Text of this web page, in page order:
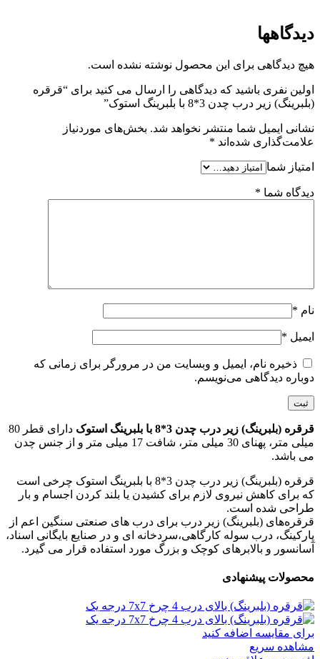
دیدگاهها
هیچ دیدگاهی برای این محصول نوشته نشده است.
اولین نفری باشید که دیدگاهی را ارسال می کنید برای “قرقره
(بلبرینگ) زیر درب چدن 3*8 با بلبرینگ استوک”
نشانی ایمیل شما منتشر نخواهد شد. بخش‌های موردنیاز
علامت‌گذاری شده‌اند *
امتیاز شما
دیدگاه شما *
نام *
ایمیل *
ذخیره نام، ایمیل و وبسایت من در مرورگر برای زمانی که
دوباره دیدگاهی می‌نویسم.
قرقره (بلبرینگ) زیر درب چدن 3*8 با بلبرینگ استوک
دارای قطر 80
میلی متر، پهنای 30 میلی متر، شافت 17 میلی متر و از جنس چدن
می باشد.
قرقره (بلبرینگ) زیر درب چدن 3*8 با بلبرینگ استوک چرخی است
که برای کاهش نیروی لازم برای کشیدن یا بلند کردن اجسام و بار
طراحی شده است.
قرقره‌های (بلبرینگ) زیر درب برای درب های صنعتی سنگین اعم از
پارکینگ، درب سوله کارگاهی،سردخانه ای و در صنایع بایگانی اسناد،
آسانسور و بالابرهای کوچک و بزرگ مورد استفاده قرار می گیرد.
محصولات پیشنهادی
برای مقایسه اضافه کنید
مشاهده سریع